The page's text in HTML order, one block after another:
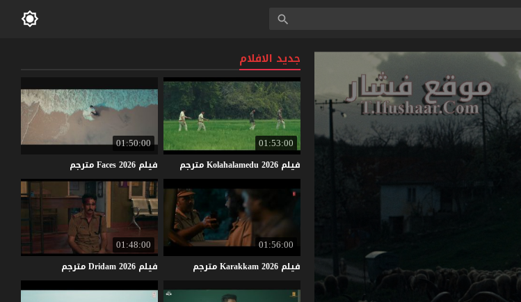
جديد الافلام
01:53:00
فيلم Kolahalamedu2026 مترجم
01:50:00
فيلم Faces2026 مترجم
01:56:00
فيلم Karakkam2026 مترجم
01:48:00
فيلم Dridam2026 مترجم